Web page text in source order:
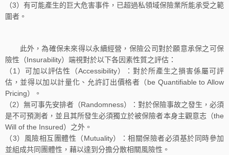
（3）有可能產生的巨大危害事件，已超過私領域保險業所能承受之範
圍者。
此外，為確保未來得以永續經營，保險公司對於願意承保之可保
險性（Insurability）端視對於以下各因素性質之評估：
（1）可加以評估性（Accessibility）：對於所產生之損害係屬可評
估，並得以加以計量化、允許訂出價格者（be Quantifiable to Allow
Pricing）。
（2）無可事先安排者（Randomness）：對於保險事故之發生，必須
是不可預測者，並且其所發生必須獨立於被保險者本身主觀意志（the
Will of the Insured）之外。
（3）風險相互團體性（Mutuality）：相關保險者必須基於同時參加
並組成共同團體性，藉以達到分擔分散相關風險性。